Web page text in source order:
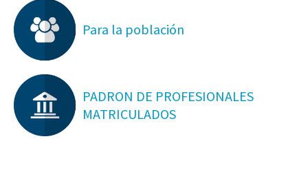
Para la población
PADRON DE PROFESIONALES
MATRICULADOS